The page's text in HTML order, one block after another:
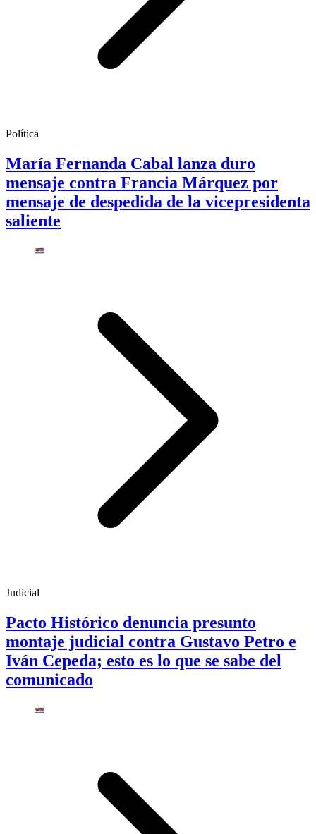
Política
María Fernanda Cabal lanza duro
mensaje contra Francia Márquez por
mensaje de despedida de la vicepresidenta
saliente
Judicial
Pacto Histórico denuncia presunto
montaje judicial contra Gustavo Petro e
Iván Cepeda; esto es lo que se sabe del
comunicado